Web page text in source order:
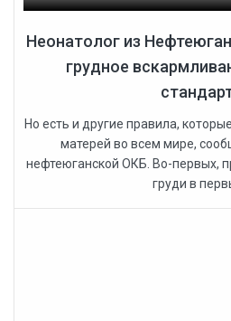
Неонатолог из
грудное
Но есть и другие правила,
матерей во всем мире,
нефтеюганской ОКБ. Во-первых,
груди в